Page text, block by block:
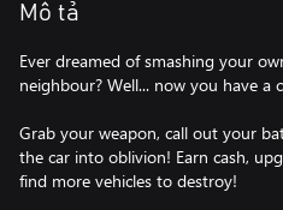
Mô tả
Ever dreamed of smashing your
neighbour? Well... now you have a
Grab your weapon, call out your
the car into oblivion! Earn cash,
find more vehicles to destroy!